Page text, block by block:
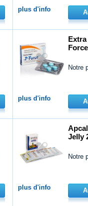
plus d'info
Notre
plus d'info
Jelly
Notre
plus d'info